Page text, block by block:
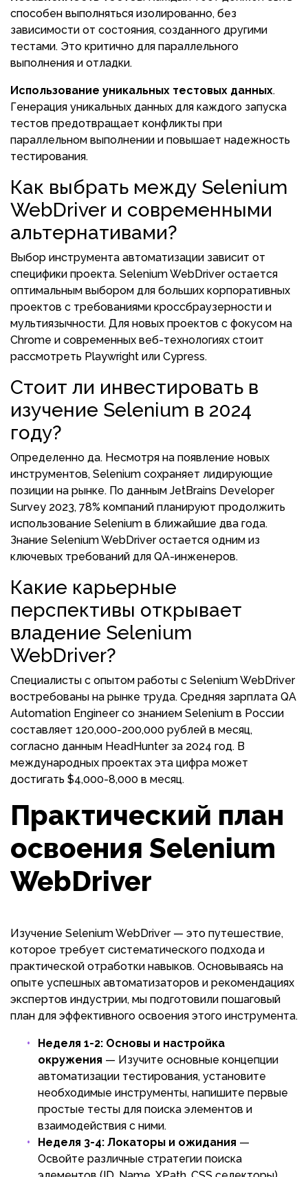
способен выполняться изолированно, без
зависимости от состояния, созданного другими
тестами. Это критично для параллельного
выполнения и отладки.
Использование уникальных тестовых данных.
Генерация уникальных данных для каждого запуска
тестов предотвращает конфликты при
параллельном выполнении и повышает надежность
тестирования.
Как выбрать между Selenium
WebDriver и современными
альтернативами?
Выбор инструмента автоматизации зависит от
специфики проекта. Selenium WebDriver остается
оптимальным выбором для больших корпоративных
проектов с требованиями кроссбраузерности и
мультиязычности. Для новых проектов с фокусом на
Chrome и современных веб-технологиях стоит
рассмотреть Playwright или Cypress.
Стоит ли инвестировать в
изучение Selenium в 2024
году?
Определенно да. Несмотря на появление новых
инструментов, Selenium сохраняет лидирующие
позиции на рынке. По данным JetBrains Developer
Survey 2023, 78% компаний планируют продолжить
использование Selenium в ближайшие два года.
Знание Selenium WebDriver остается одним из
ключевых требований для QA-инженеров.
Какие карьерные
перспективы открывает
владение Selenium
WebDriver?
Специалисты с опытом работы с Selenium WebDriver
востребованы на рынке труда. Средняя зарплата QA
Automation Engineer со знанием Selenium в России
составляет 120,000-200,000 рублей в месяц,
согласно данным HeadHunter за 2024 год. В
международных проектах эта цифра может
достигать $4,000-8,000 в месяц.
Практический план
освоения Selenium
WebDriver
Изучение Selenium WebDriver — это путешествие,
которое требует систематического подхода и
практической отработки навыков. Основываясь на
опыте успешных автоматизаторов и рекомендациях
экспертов индустрии, мы подготовили пошаговый
план для эффективного освоения этого инструмента.
Неделя 1-2: Основы и настройка
окружения — Изучите основные концепции
автоматизации тестирования, установите
необходимые инструменты, напишите первые
простые тесты для поиска элементов и
взаимодействия с ними.
Неделя 3-4: Локаторы и ожидания —
Освойте различные стратегии поиска